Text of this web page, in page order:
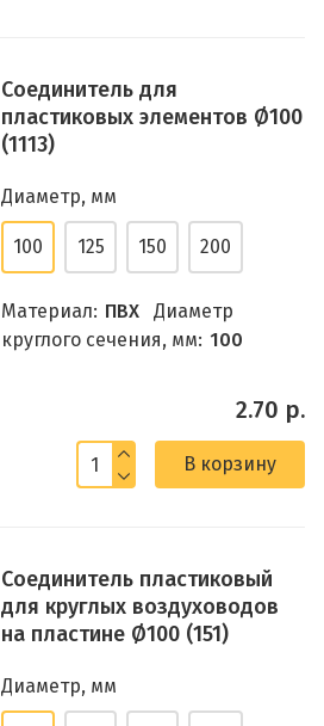
Соединитель для
пластиковых элементов Ø100
(1113)
Диаметр, мм
100 125 150 200
Материал: ПВХ
Диаметр
круглого сечения, мм: 100
2.70 р.
В корзину
Соединитель пластиковый
для круглых воздуховодов
на пластине Ø100 (151)
Диаметр, мм